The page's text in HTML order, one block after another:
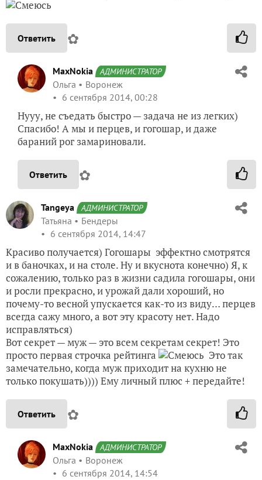
Ответить ✿
MaxNokia АДМИНИСТРАТОР
Ольга
Воронеж
6 сентября 2014, 00:28
Нууу, не съедать быстро — задача не из легких)
Спасибо! А мы и перцев, и гогошар, и даже
бараний рог замариновали.
Ответить ✿
Tangeya АДМИНИСТРАТОР
Татьяна
Бендеры
6 сентября 2014, 14:47
Красиво получается) Гогошары эффектно смотрятся
и в баночках, и на столе. Ну и вкуснота конечно) Я, к
сожалению, только раз в жизни садила гогошары, они
и росли прекрасно, и урожай дали хороший, но
почему-то весной упускается как-то из виду… перцев
всегда сажу много, а вот эту красоту нет. Надо
исправляться)
Вот секрет — муж — это всем секретам секрет! Это
просто первая строчка рейтинга
Это так
замечательно, когда муж приходит на кухню не
только покушать)))) Ему личный плюс + передайте!
Ответить ✿
MaxNokia АДМИНИСТРАТОР
Ольга
Воронеж
6 сентября 2014, 14:54